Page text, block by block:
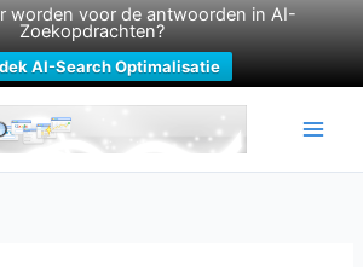
worden voor de antwoorden in AI-
Zoekopdrachten?
AI-Search Optimalisatie